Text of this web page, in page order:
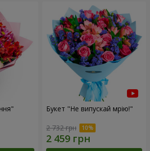
Букет "Не випускай мрію!"
2 732 грн